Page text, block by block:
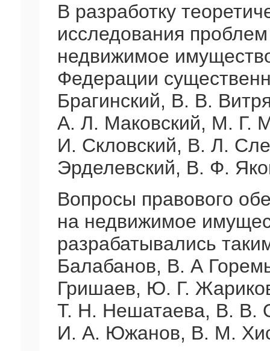
В разработку
исследования
недвижимое
Федерации
Брагинский, B. В.
А. Л. Маковский, М. Г.
И. Скловский, В. Л.
Эрделевский, В. Ф.
Вопросы правового
на недвижимое
разрабатывались
Балабанов, В. А
Гришаев, Ю. Г.
Т. Н. Нешатаева, В. В.
И. А. Южанов, В. М.